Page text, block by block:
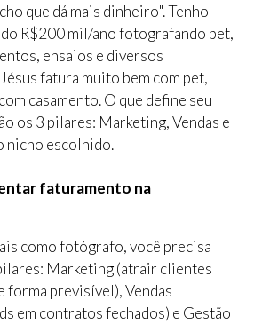
que dá mais dinheiro". Tenho
R$200 mil/ano fotografando pet,
ensaios e diversos
fatura muito bem com pet,
casamento. O que define seu
os 3 pilares: Marketing, Vendas e
nicho escolhido.
faturamento na
como fotógrafo, você precisa
Marketing (atrair clientes
forma previsível), Vendas
em contratos fechados) e Gestão